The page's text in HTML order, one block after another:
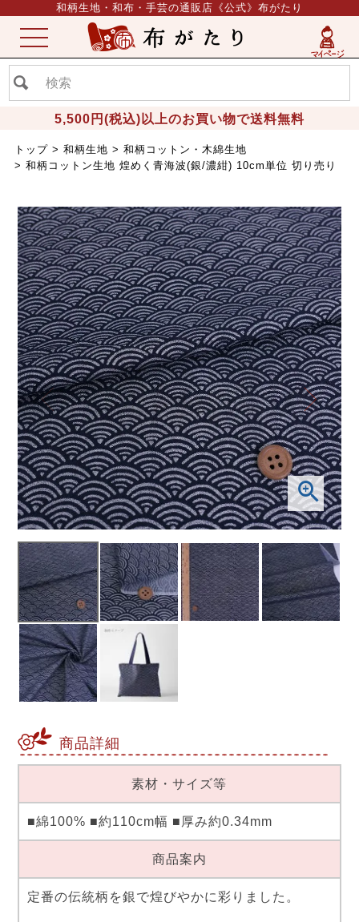
和柄生地・和布・手芸の通販店《公式》布がたり
5,500円(税込)以上のお買い物で送料無料
ME
NU
トップ 和柄生地
和柄コットン・木綿生地
和柄コットン生地 煌めく青海波(銀/濃紺) 10cm単位 切り売り
商品詳細
素材・サイズ等
■綿100% ■約110cm幅 ■厚み約0.34mm
商品案内
定番の伝統柄を銀で煌びやかに彩りました。